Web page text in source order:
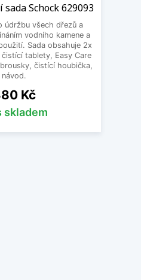
Schock 629093
údržbu všech dřezů a
vodního kamene a
Sada obsahuje 2x
čistící tablety, Easy Care
čistící houbička,
návod.
Kč
skladem